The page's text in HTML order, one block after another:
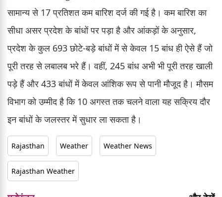
सामान्य से 17 प्रतिशत कम बारिश दर्ज की गई है। कम बारिश का
सीधा असर प्रदेश के बांधों पर पड़ा है और आंकड़ों के अनुसार,
प्रदेश के कुल 693 छोटे-बड़े बांधों में से केवल 15 बांध ही ऐसे हैं जो
पूरी तरह से लबालब भरे हैं। वहीं, 245 बांध अभी भी पूरी तरह खाली
पड़े हैं और 433 बांधों में केवल आंशिक रूप से पानी मौजूद है। मौसम
विभाग को उम्मीद है कि 10 अगस्त तक चलने वाला यह सक्रिय दौर
इन बांधों के जलस्तर में सुधार ला सकता है।
Rajasthan Weather Weather News
Rajasthan Weather